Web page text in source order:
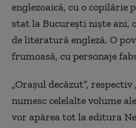
englezoaică, cu o copilărie
stat la București niște ani,
de literatură engleză. O
frumoasă, cu personaje
„Orașul decăzut”, respectiv
numesc celelalte volume
vor apărea tot la editura